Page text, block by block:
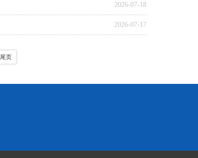
2026-07-18
2026-07-17
尾页